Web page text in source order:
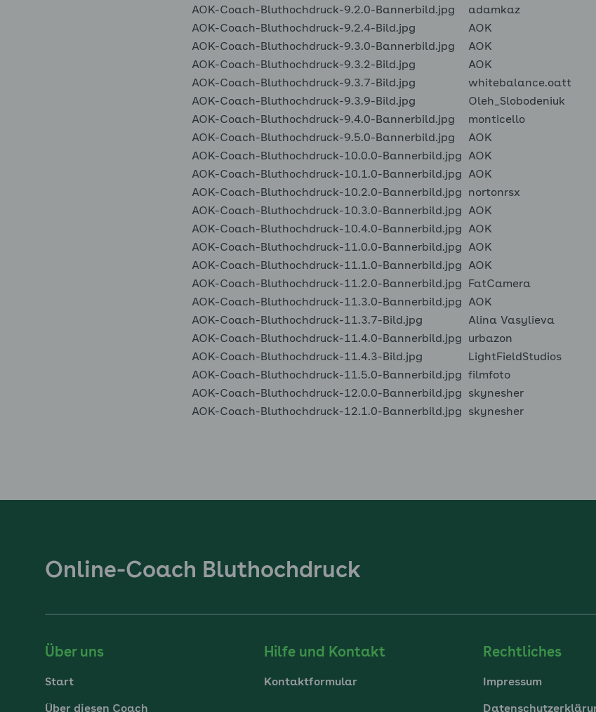
AOK-Coach-Bluthochdruck-9.2.0-Bannerbild.jpg
adamkaz
AOK-Coach-Bluthochdruck-9.2.4-Bild.jpg
AOK
AOK-Coach-Bluthochdruck-9.3.0-Bannerbild.jpg
AOK
AOK-Coach-Bluthochdruck-9.3.2-Bild.jpg
AOK
AOK-Coach-Bluthochdruck-9.3.7-Bild.jpg
whitebalance.oatt
AOK-Coach-Bluthochdruck-9.3.9-Bild.jpg
Oleh_Slobodeniuk
AOK-Coach-Bluthochdruck-9.4.0-Bannerbild.jpg
monticello
AOK-Coach-Bluthochdruck-9.5.0-Bannerbild.jpg
AOK
AOK-Coach-Bluthochdruck-10.0.0-Bannerbild.jpg
AOK
AOK-Coach-Bluthochdruck-10.1.0-Bannerbild.jpg
AOK
AOK-Coach-Bluthochdruck-10.2.0-Bannerbild.jpg
nortonrsx
AOK-Coach-Bluthochdruck-10.3.0-Bannerbild.jpg
AOK
AOK-Coach-Bluthochdruck-10.4.0-Bannerbild.jpg
AOK
AOK-Coach-Bluthochdruck-11.0.0-Bannerbild.jpg
AOK
AOK-Coach-Bluthochdruck-11.1.0-Bannerbild.jpg
AOK
AOK-Coach-Bluthochdruck-11.2.0-Bannerbild.jpg
FatCamera
AOK-Coach-Bluthochdruck-11.3.0-Bannerbild.jpg
AOK
AOK-Coach-Bluthochdruck-11.3.7-Bild.jpg
Alina Vasylieva
AOK-Coach-Bluthochdruck-11.4.0-Bannerbild.jpg
urbazon
AOK-Coach-Bluthochdruck-11.4.3-Bild.jpg
LightFieldStudios
AOK-Coach-Bluthochdruck-11.5.0-Bannerbild.jpg
filmfoto
AOK-Coach-Bluthochdruck-12.0.0-Bannerbild.jpg
skynesher
AOK-Coach-Bluthochdruck-12.1.0-Bannerbild.jpg
skynesher
Online-Coach Bluthochdruck
Über uns
Start
Über diesen Coach
Hilfe und Kontakt
Kontaktformular
Rechtliches
Impressum